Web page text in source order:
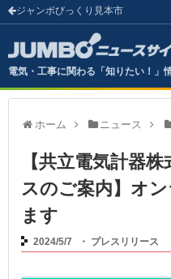
ジャンボびっくり見本市
電気・工事に関わる「知りたい！」
ホーム ニュース
【共立電気計器
スのご案内】オ
ます
2024/5/7 ・ プレスリリース